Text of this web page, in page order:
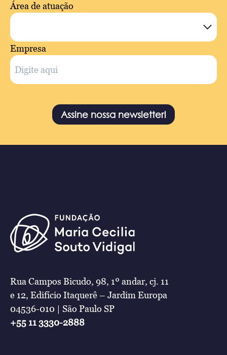
Área de atuação
Empresa
Assine nossa newsletter!
Rua Campos Bicudo, 98, 1º andar, cj. 11
e 12, Edifício Itaquerê – Jardim Europa
04536-010 | São Paulo SP
+55 11 3330-2888